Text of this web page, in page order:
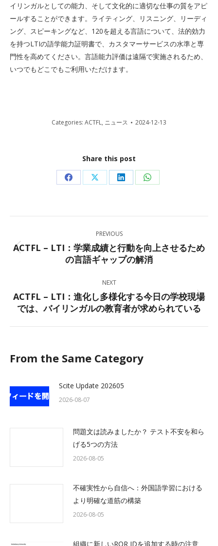
イリンガルとしての能力、そして文化的に適切な仕事の質をアピ
ールすることができます。ライティング、リスニング、リーディ
ング、スピーキングなど、120を超える言語について、法的効力
を持つLTIの語学能力証明書で、カスタマーサービスの水準と専
門性を高めてください。言語能力評価は遠隔で実施されるため、
いつでもどこでもご利用いただけます。
Categories: ACTFL, ニュース 2024-12-13
Share this post
Share
Facebook
Share
X
Share
LinkedIn
Share
WhatsApp
navigation
PREVIOUS
Previous
post:
ACTFL – LTI：学業成績と行動を向上させるため
の言語ギャップの解消
NEXT
Next
post:
ACTFL – LTI：進化し多様化する今日の学校現場
では、バイリンガルの教育者が求められている
From the Same Category
Scite Update 202605
2026-08-07
問題文は読みましたか？ テスト不安を和ら
げる5つの方法
2026-08-05
不確実性から自信へ：外国語学習における
より明確な道筋の構築
2026-08-05
組織に新しいROR IDを追加する時の注意